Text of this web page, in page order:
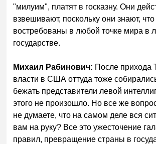
"милуим", платят в госказну. Они
взвешивают, поскольку они знают,
востребованы в любой точке мира в
государстве.
Михаил Рабинович: После прихода
власти в США оттуда тоже
бежать представители левой
этого не произошло. Но все же
не думаете, что на самом деле вся
вам на руку? Все это ужесточение
правил, превращение страны в